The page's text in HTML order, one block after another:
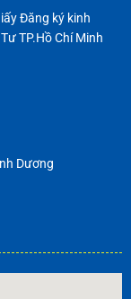
Đăng ký kinh
TP.Hồ Chí Minh
Dương